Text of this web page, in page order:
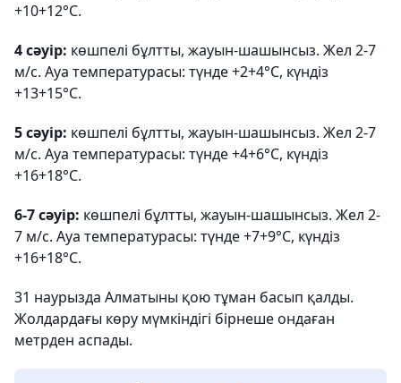
+10+12°С.
4 сәуір: көшпелі бұлтты, жауын-шашынсыз. Жел 2-7
м/с. Ауа температурасы: түнде +2+4°С, күндіз
+13+15°С.
5 сәуір: көшпелі бұлтты, жауын-шашынсыз. Жел 2-7
м/с. Ауа температурасы: түнде +4+6°С, күндіз
+16+18°С.
6-7 сәуір: көшпелі бұлтты, жауын-шашынсыз. Жел 2-
7 м/с. Ауа температурасы: түнде +7+9°С, күндіз
+16+18°С.
31 наурызда Алматыны қою тұман басып қалды.
Жолдардағы көру мүмкіндігі бірнеше ондаған
метрден аспады.